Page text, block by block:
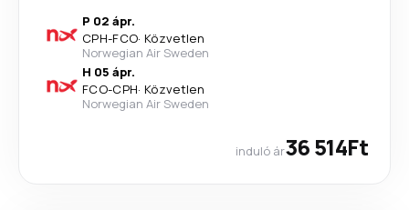
P 02 ápr.
CPH-FCO· Közvetlen
Norwegian Air Sweden
H 05 ápr.
FCO-CPH· Közvetlen
Norwegian Air Sweden
induló ár36 514Ft